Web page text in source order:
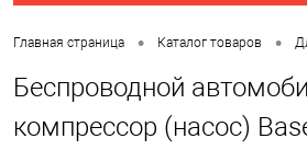
Главная страница • Каталог товаров •
Беспроводной
компрессор (насос)